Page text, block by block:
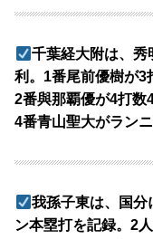
千葉経大附は、秀
利。1番尾前優樹が3
2番與那覇優が4打数
4番青山聖大がラン
我孫子東は、国分
ン本塁打を記録。2